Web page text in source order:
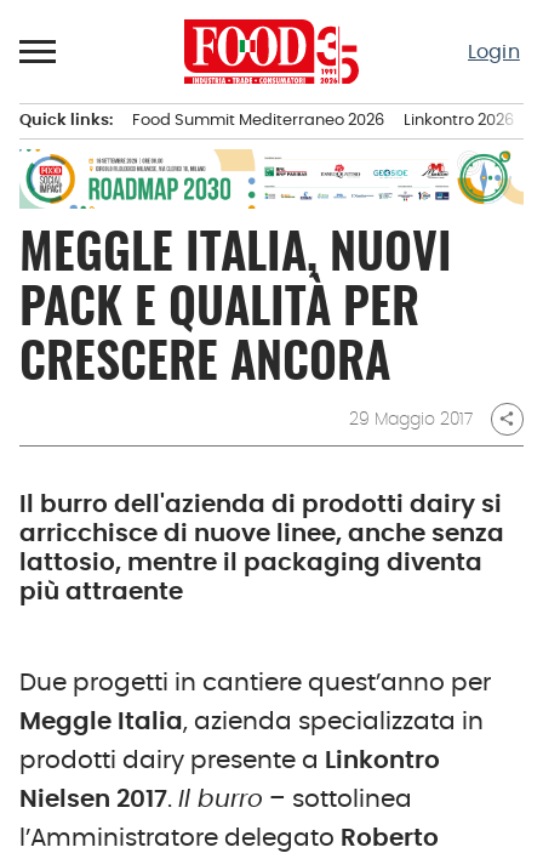
al
Login
principale
Quick links: Food Summit Mediterraneo 2026 Linkontro 2026
MEGGLE ITALIA, NUOVI
PACK E QUALITÀ PER
CRESCERE ANCORA
29 Maggio 2017 share
Il burro dell'azienda di prodotti dairy si
arricchisce di nuove linee, anche senza
lattosio, mentre il packaging diventa
più attraente
Due progetti in cantiere quest’anno per
Meggle Italia, azienda specializzata in
prodotti dairy presente a Linkontro
Nielsen 2017. Il burro – sottolinea
l’Amministratore delegato Roberto